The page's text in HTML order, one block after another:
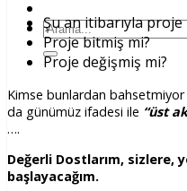
Ara:
Şu an itibarıyla proje
Proje bitmiş mi?
Proje değişmiş mi?
Kimse bunlardan
da günümüz ifadesi ile “üst
….
Değerli Dostlarım, sizlere,
başlayacağım.